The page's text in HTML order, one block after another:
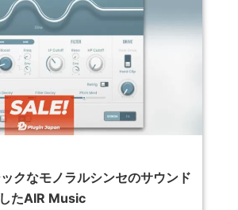
クなモノラルシンセのサウンド
たAIR Music